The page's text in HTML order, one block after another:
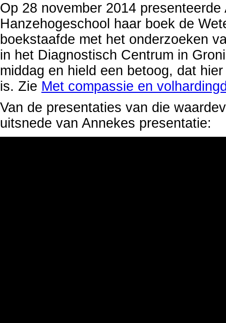
Op 28 november 2014
Hanzehogeschool haar boek de
boekstaafde met het onderzoeken
in het Diagnostisch Centrum in
middag en hield een betoog, dat
is. Zie Met compassie en
Van de presentaties van die
uitsnede van Annekes presentatie: